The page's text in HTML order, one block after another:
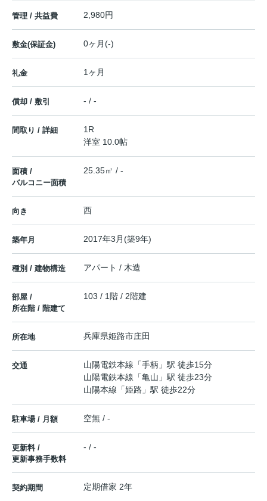
管理 / 共益費 2,980円
敷金(保証金) 0ヶ月(-)
礼金 1ヶ月
償却 / 敷引 - / -
間取り / 詳細
1R
洋室 10.0帖
面積 /
バルコニー面積
25.35㎡ / -
向き 西
築年月 2017年3月(築9年)
種別 / 建物構造 アパート / 木造
部屋 /
所在階 / 階建て
103 / 1階 / 2階建
所在地 兵庫県姫路市庄田
交通 山陽電鉄本線 「手柄 」駅 徒歩15分
山陽電鉄本線 「亀山 」駅 徒歩23分
山陽本線 「姫路 」駅 徒歩22分
駐車場 / 月額 空無 / -
更新料 /
更新事務手数料
- / -
契約期間 定期借家 2年